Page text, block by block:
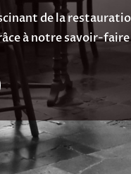
de la
à notre savoir-